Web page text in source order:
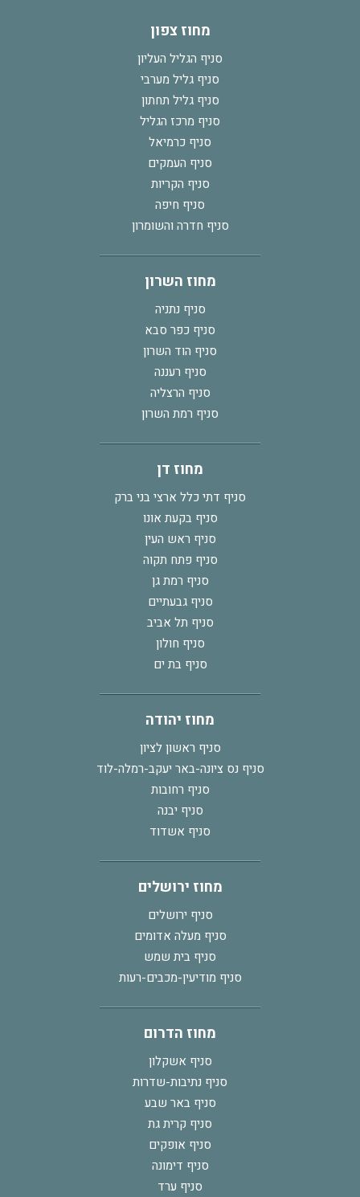
מחוז צפון
סניף הגליל העליון
סניף גליל מערבי
סניף גליל תחתון
סניף מרכז הגליל
סניף כרמיאל
סניף העמקים
סניף הקריות
סניף חיפה
סניף חדרה והשומרון
מחוז השרון
סניף נתניה
סניף כפר סבא
סניף הוד השרון
סניף רעננה
סניף הרצליה
סניף רמת השרון
מחוז דן
סניף דתי כלל ארצי בני ברק
סניף בקעת אונו
סניף ראש העין
סניף פתח תקוה
סניף רמת גן
סניף גבעתיים
סניף תל אביב
סניף חולון
סניף בת ים
מחוז יהודה
סניף ראשון לציון
סניף נס ציונה-באר יעקב-רמלה-לוד
סניף רחובות
סניף יבנה
סניף אשדוד
מחוז ירושלים
סניף ירושלים
סניף מעלה אדומים
סניף בית שמש
סניף מודיעין-מכבים-רעות
מחוז הדרום
סניף אשקלון
סניף נתיבות-שדרות
סניף באר שבע
סניף קרית גת
סניף אופקים
סניף דימונה
סניף ערד